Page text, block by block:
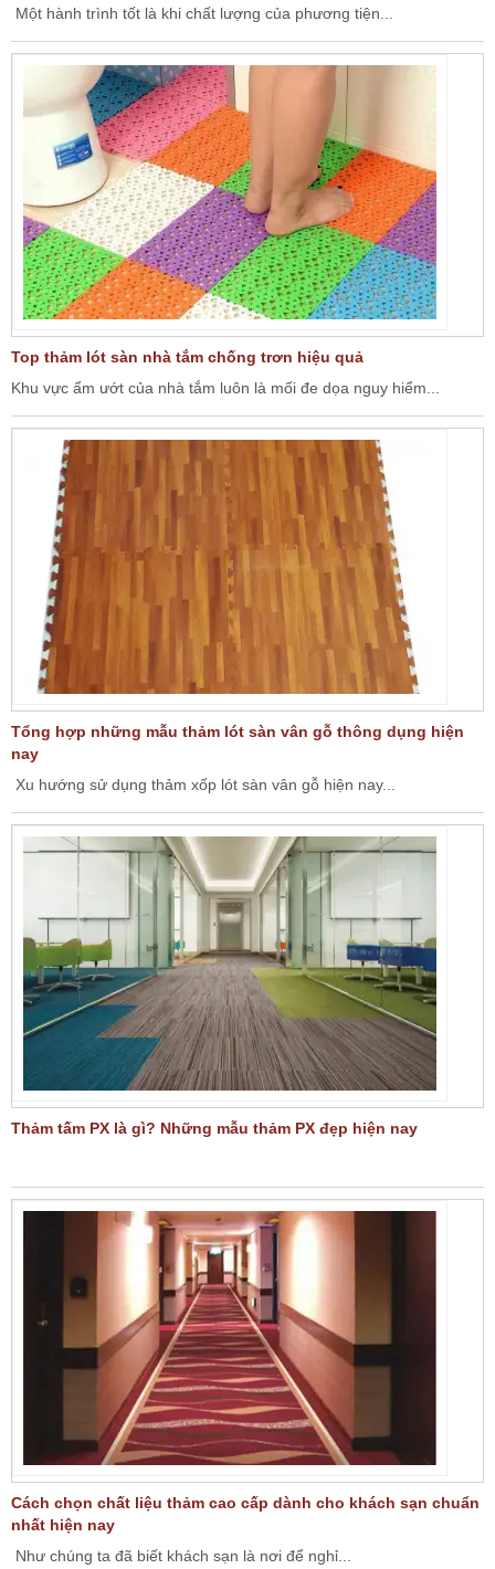
Một hành trình tốt là khi chất lượng của phương tiện...
Top thảm lót sàn nhà tắm chống trơn hiệu quả
Khu vực ẩm ướt của nhà tắm luôn là mối đe dọa nguy hiểm...
Tổng hợp những mẫu thảm lót sàn vân gỗ thông dụng hiện
nay
Xu hướng sử dụng thảm xốp lót sàn vân gỗ hiện nay...
Thảm tấm PX là gì? Những mẫu thảm PX đẹp hiện nay
Cách chọn chất liệu thảm cao cấp dành cho khách sạn chuẩn
nhất hiện nay
Như chúng ta đã biết khách sạn là nơi để nghỉ...